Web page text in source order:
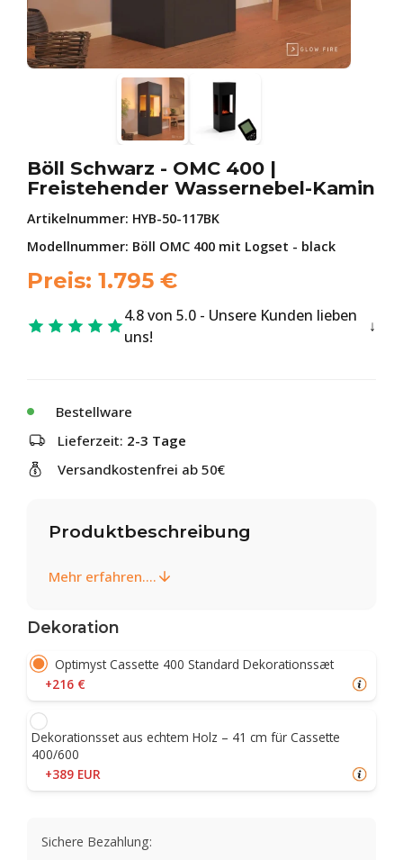
Böll Schwarz - OMC 400 |
Freistehender Wassernebel-Kamin
Artikelnummer: HYB-50-117BK
Modellnummer: Böll OMC 400 mit Logset - black
Preis: 1.795 €
4.8 von 5.0 - Unsere Kunden lieben
uns!
Bestellware
Lieferzeit: 2-3 Tage
Versandkostenfrei ab 50€
Produktbeschreibung
Mehr erfahren....
Dekoration
Optimyst Cassette 400 Standard Dekorationssæt
+216 €
Dekorationsset aus echtem Holz – 41 cm für Cassette
400/600
+389 EUR
Sichere Bezahlung: